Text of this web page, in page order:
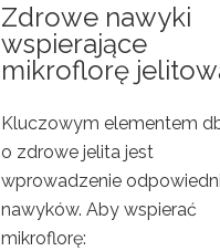
Zdrowe nawyki
wspierające
mikroflorę
Kluczowym elementem
o zdrowe jelita jest
wprowadzenie
nawyków. Aby wspierać
mikroflorę: